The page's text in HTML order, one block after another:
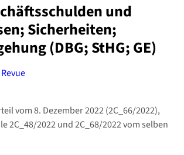
und
Sicherheiten;
(DBG; StHG; GE)
vom 8. Dezember 2022 (2C_66/2022),
2C_48/2022 und 2C_68/2022 vom selben